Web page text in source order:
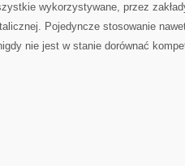
wykorzystywane, przez
Pojedyncze stosowanie
nie jest w stanie dorównać